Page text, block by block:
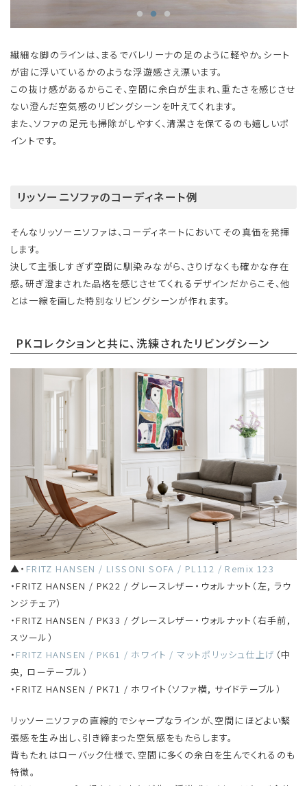
繊細な脚のラインは、まるでバレリーナの足のように軽やか。シート
が宙に浮いているかのような浮遊感さえ漂います。
この抜け感があるからこそ、空間に余白が生まれ、重たさを感じさせ
ない澄んだ空気感のリビングシーンを叶えてくれます。
また、ソファの足元も掃除がしやすく、清潔さを保てるのも嬉しいポ
イントです。
リッソーニソファのコーディネート例
そんなリッソーニソファは、コーディネートにおいてその真価を発揮
します。
決して主張しすぎず空間に馴染みながら、さりげなくも確かな存在
感。研ぎ澄まされた品格を感じさせてくれるデザインだからこそ、他
とは一線を画した特別なリビングシーンが作れます。
PKコレクションと共に、洗練されたリビングシーン
▲・ FRITZ HANSEN / LISSONI SOFA / PL112 / Remix 123
・FRITZ HANSEN / PK22 / グレースレザー・ウォルナット（左, ラウ
ンジチェア）
・FRITZ HANSEN / PK33 / グレースレザー・ウォルナット（右手前,
スツール）
・ FRITZ HANSEN / PK61 / ホワイト / マットポリッシュ仕上げ （中
央, ローテーブル）
・FRITZ HANSEN / PK71 / ホワイト（ソファ横, サイドテーブル）
リッソーニソファの直線的でシャープなラインが、空間にほどよい緊
張感を生み出し、引き締まった空気感をもたらします。
背もたれはローバック仕様で、空間に多くの余白を生んでくれるのも
特徴。